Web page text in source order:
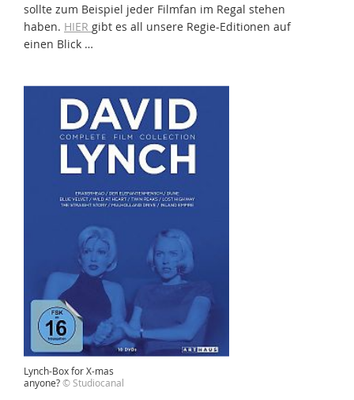
sollte zum Beispiel jeder Filmfan im Regal stehen
haben. HIER gibt es all unsere Regie-Editionen auf
einen Blick …
Lynch-Box for X-mas
anyone?© Studiocanal